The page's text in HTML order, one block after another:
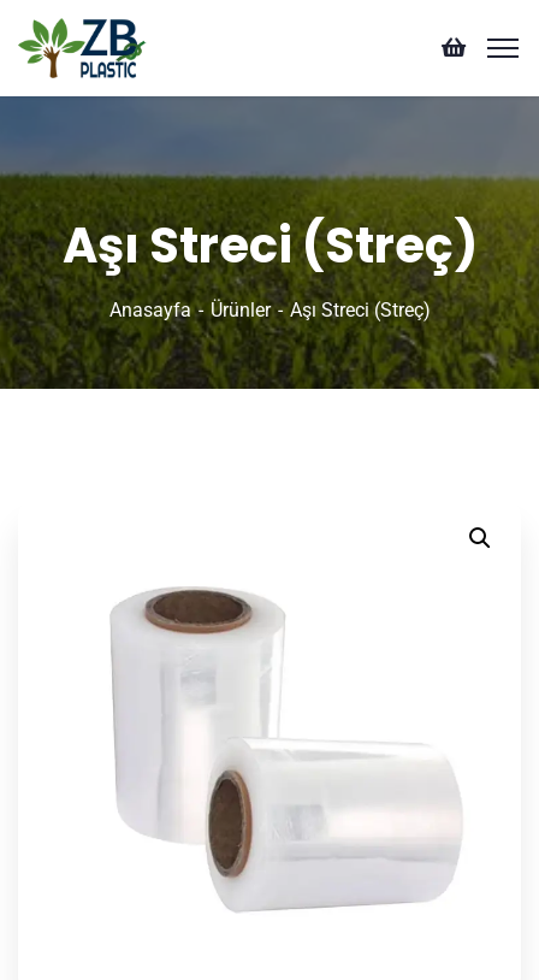
Aşı Streci (Streç)
Anasayfa Ürünler Aşı Streci (Streç)